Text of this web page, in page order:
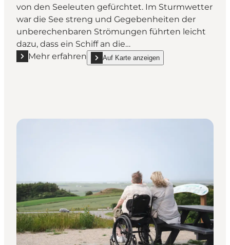
von den Seeleuten gefürchtet. Im Sturmwetter
war die See streng und Gegebenheiten der
unberechenbaren Strömungen führten leicht
dazu, dass ein Schiff an die…
Mehr erfahren
Mehr erfahren "Erleben Sie die Eisenküste"
Auf Karte anzeigen
show Erleben Sie die Eisenküste on_map